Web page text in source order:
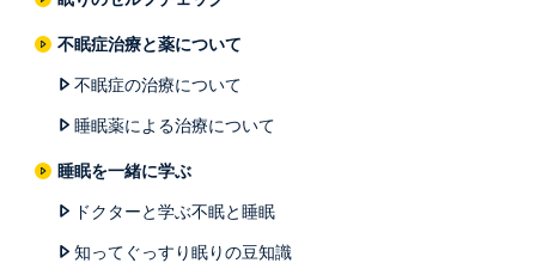
不眠症治療と薬について
不眠症の治療について
睡眠薬による治療について
睡眠を一緒に学ぶ
ドクターと学ぶ不眠と睡眠
知ってぐっすり眠りの豆知識